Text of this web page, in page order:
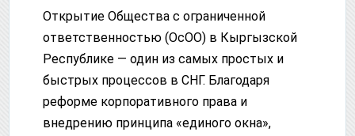
Открытие Общества с ограниченной
ответственностью (ОсОО) в Кыргызской
Республике — один из самых простых и
быстрых процессов в СНГ. Благодаря
реформе корпоративного права и
внедрению принципа «единого окна»,